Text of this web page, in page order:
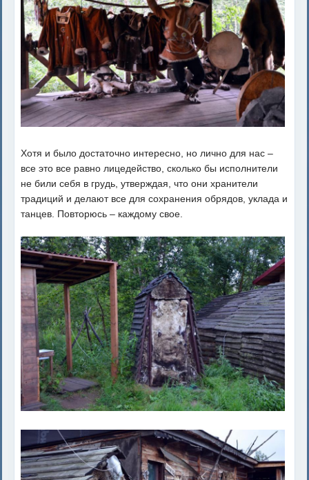
Хотя и было достаточно интересно, но лично для нас –
все это все равно лицедейство, сколько бы исполнители
не били себя в грудь, утверждая, что они хранители
традиций и делают все для сохранения обрядов, уклада и
танцев. Повторюсь – каждому свое.